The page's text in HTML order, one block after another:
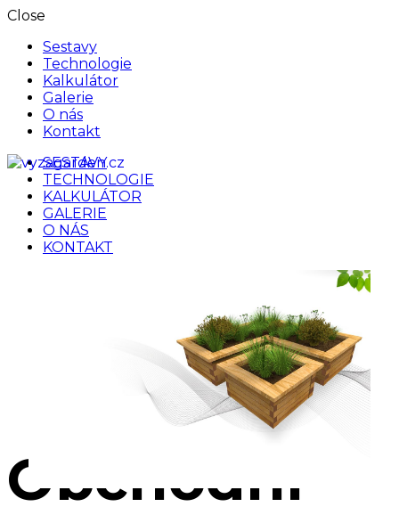
Close
Sestavy
Technologie
Kalkulátor
Galerie
O nás
Kontakt
vyzagarden.cz
SESTAVY
TECHNOLOGIE
KALKULÁTOR
GALERIE
O NÁS
KONTAKT
Obchodní